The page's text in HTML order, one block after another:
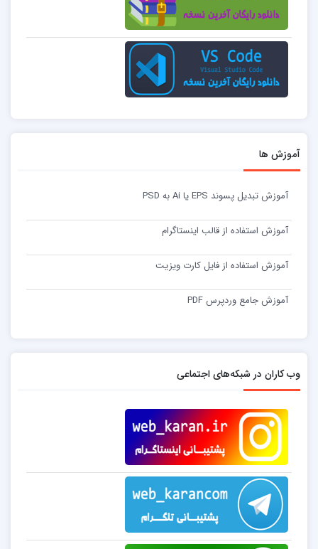
آموزش ها
آموزش تبدیل پسوند EPS یا Ai به PSD
آموزش استفاده از قالب اینستاگرام
آموزش استفاده از فایل کارت ویزیت
آموزش جامع وردپرس PDF
وب کاران در شبکه‌های اجتماعی